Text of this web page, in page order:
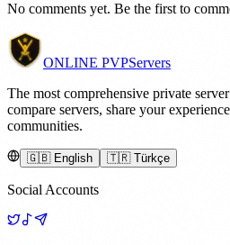
No comments yet. Be the first to
ONLINE PVPServers
The most comprehensive private
compare servers, share your
communities.
🇬🇧 English 🇹🇷 Türkçe
Social Accounts